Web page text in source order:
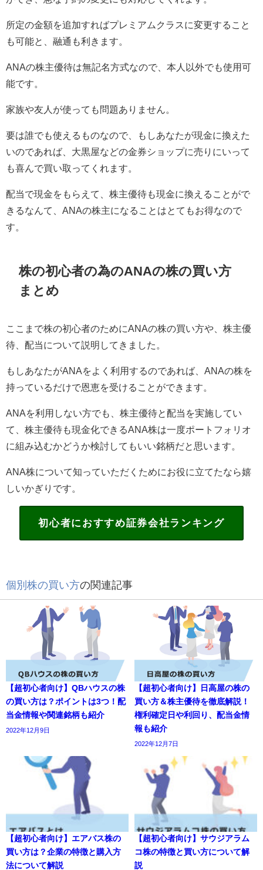
所定の金額を追加すればプレミアムクラスに変更すること
も可能と、融通も利きます。
ANAの株主優待は無記名方式なので、本人以外でも使用可
能です。
家族や友人が使っても問題ありません。
要は誰でも使えるものなので、もしあなたが現金に換えた
いのであれば、大黒屋などの金券ショップに売りにいって
も喜んで買い取ってくれます。
配当で現金をもらえて、株主優待も現金に換えることがで
きるなんて、ANAの株主になることはとてもお得なので
す。
株の初心者の為のANAの株の買い方
まとめ
ここまで株の初心者のためにANAの株の買い方や、株主優
待、配当について説明してきました。
もしあなたがANAをよく利用するのであれば、ANAの株を
持っているだけで恩恵を受けることができます。
ANAを利用しない方でも、株主優待と配当を実施してい
て、株主優待も現金化できるANA株は一度ポートフォリオ
に組み込むかどうか検討してもいい銘柄だと思います。
ANA株について知っていただくためにお役に立てたなら嬉
しいかぎりです。
初心者におすすめ証券会社ランキング
個別株の買い方の関連記事
【超初心者向け】QBハウスの株
の買い方は？ポイントは3つ！配
当金情報や関連銘柄も紹介
2022年12月9日
【超初心者向け】日高屋の株の
買い方＆株主優待を徹底解説！
権利確定日や利回り、配当金情
報も紹介
2022年12月7日
【超初心者向け】エアバス株の
買い方は？企業の特徴と購入方
法について解説
【超初心者向け】サウジアラム
コ株の特徴と買い方について解
説